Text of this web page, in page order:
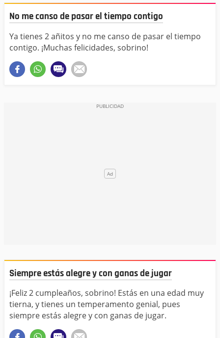
No me canso de pasar el tiempo contigo
Ya tienes 2 añitos y no me canso de pasar el tiempo
contigo. ¡Muchas felicidades, sobrino!
Siempre estás alegre y con ganas de jugar
¡Feliz 2 cumpleaños, sobrino! Estás en una edad muy
tierna, y tienes un temperamento genial, pues
siempre estás alegre y con ganas de jugar.